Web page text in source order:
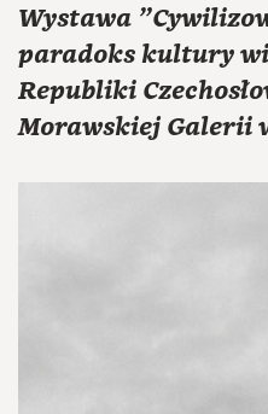
Wystawa
paradoks kultury
Republiki
Morawskiej Galerii